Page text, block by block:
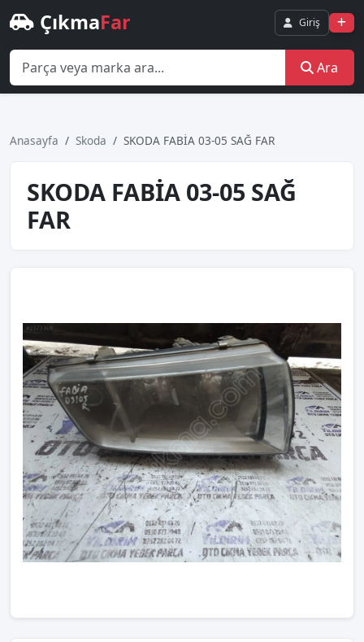
ÇıkmaFar Giriş
Ara
Anasayfa Skoda SKODA FABİA 03-05 SAĞ FAR
SKODA FABİA 03-05 SAĞ
FAR